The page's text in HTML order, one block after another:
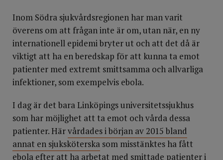
Inom Södra sjukvårdsregionen har man varit
överens om att frågan inte är om, utan när, en ny
internationell epidemi bryter ut och att det då är
viktigt att ha en beredskap för att kunna ta emot
patienter med extremt smittsamma och allvarliga
infektioner, som exempelvis ebola.
I dag är det bara Linköpings universitetssjukhus
som har möjlighet att ta emot och vårda dessa
patienter. Härvårdades i början av 2015 bland
annat en sjuksköterska som misstänktes ha fått
ebola efter att ha arbetat med smittade patienter i